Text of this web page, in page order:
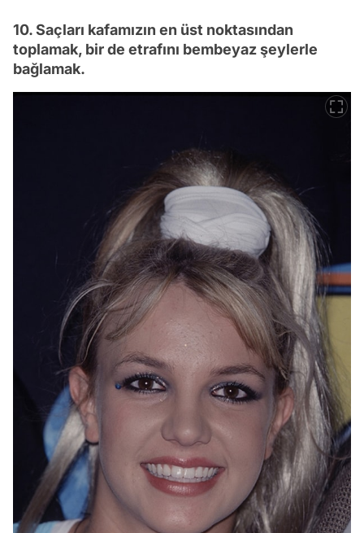
10. Saçları kafamızın en üst noktasından
toplamak, bir de etrafını bembeyaz şeylerle
bağlamak.